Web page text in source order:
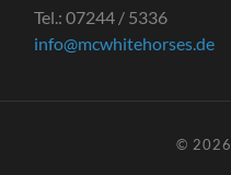
Tel.: 07244 / 5336
info@mcwhitehorses.de
© 2026